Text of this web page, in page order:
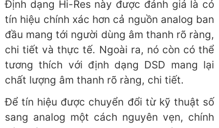
Định dạng Hi-Res này được đánh giá là có
tín hiệu chính xác hơn cả nguồn analog ban
đầu mang tới người dùng âm thanh rõ ràng,
chi tiết và thực tế. Ngoài ra, nó còn có thể
tương thích với định dạng DSD mang lại
chất lượng âm thanh rõ ràng, chi tiết.
Để tín hiệu được chuyển đổi từ kỹ thuật số
sang analog một cách nguyên vẹn, chính